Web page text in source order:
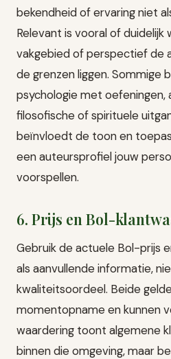
bekendheid of ervaring niet
Relevant is vooral of
vakgebied of perspectief de
de grenzen liggen. Sommige
psychologie met oefeningen,
filosofische of spirituele
beïnvloedt de toon en
een auteursprofiel jouw
voorspellen.
6. Prijs en Bol-
Gebruik de actuele Bol-prijs
als aanvullende informatie,
kwaliteitsoordeel. Beide
momentopname en kunnen
waardering toont algemene
binnen die omgeving, maar